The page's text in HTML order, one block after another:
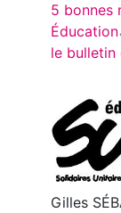
5 bonnes
Éducation
le bulletin
Gilles